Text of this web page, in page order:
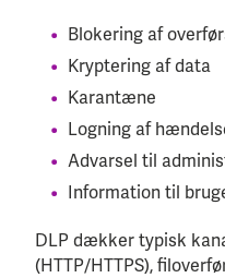
Blokering af
Kryptering af data
Karantæne
Logning af
Advarsel til
Information til
DLP dækker typisk
(HTTP/HTTPS),